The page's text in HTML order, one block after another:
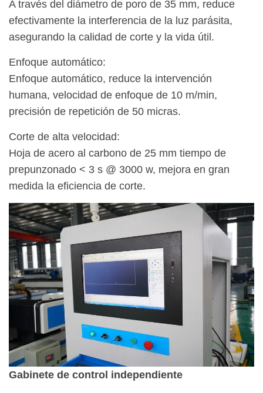
A través del diámetro de poro de 35 mm, reduce
efectivamente la interferencia de la luz parásita,
asegurando la calidad de corte y la vida útil.
Enfoque automático:
Enfoque automático, reduce la intervención
humana, velocidad de enfoque de 10 m/min,
precisión de repetición de 50 micras.
Corte de alta velocidad:
Hoja de acero al carbono de 25 mm tiempo de
prepunzonado < 3 s @ 3000 w, mejora en gran
medida la eficiencia de corte.
Gabinete de control independiente